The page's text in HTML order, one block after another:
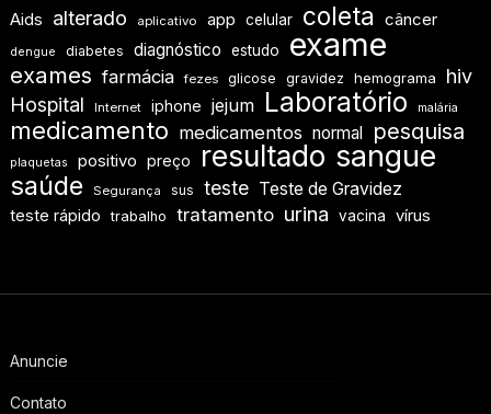
Aids alterado aplicativo app celular coleta câncer
dengue diabetes diagnóstico estudo exame
exames farmácia fezes glicose gravidez hemograma
hiv
Hospital
Internet iphone jejum Laboratório malária
medicamento medicamentos normal pesquisa
plaquetas positivo preço resultado sangue
saúde Segurança sus teste Teste de Gravidez
teste rápido trabalho tratamento urina vacina vírus
Anuncie
Contato